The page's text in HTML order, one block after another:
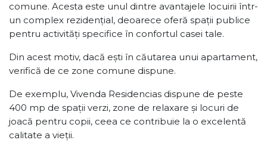
comune. Acesta este unul dintre avantajele locuirii într-
un complex rezidențial, deoarece oferă spații publice
pentru activități specifice în confortul casei tale.
Din acest motiv, dacă ești în căutarea unui apartament,
verifică de ce zone comune dispune.
De exemplu, Vivenda Residencias dispune de peste
400 mp de spații verzi, zone de relaxare și locuri de
joacă pentru copii, ceea ce contribuie la o excelentă
calitate a vieții.